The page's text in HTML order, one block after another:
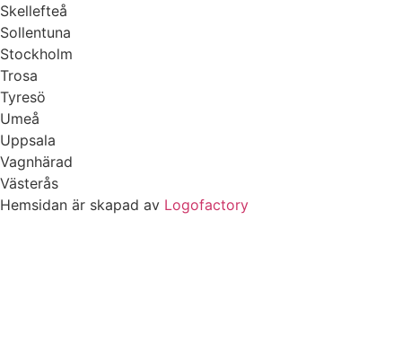
Skellefteå
Sollentuna
Stockholm
Trosa
Tyresö
Umeå
Uppsala
Vagnhärad
Västerås
Hemsidan är skapad av Logofactory